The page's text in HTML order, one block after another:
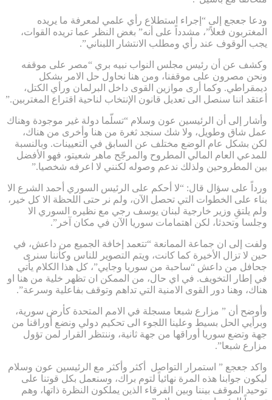
ودعا جعجع إلى “إجراء استطلاع رأي علمي لمعرفة ما يريده
المغتربون فعلاً”، مشدداً على أنه” بغض النظر عما تريده القوات،
يجب الوقوف عند رأي ومطلب الانتشار اللبناني”.
وكشف عن أن رئيس مجلس النواب نبيه بري “مصر على موقفه
ونحن مصرون على موقفنا، ومن هنا نحاول حل الامر بشكل
ديمقراطي. وكما أرى موازين القوى داخل البرلمان ورأي الكتل،
أعتقد اننا سنصل الى تعديل قانون الإنتخاب لناحية اقتراع المغتربين.”
وأشار إلى أن الرئيسين عون وسلام “تسلّما دولة غير موجودة وهناك
عمل شاق وطويل، ولا شك سنجد ثغرة من هنا وأخرى من هناك،
لكن بشكل عام الوضع مختلف عن السابق في التعيينات. وبالنسبة
للمدعي العام المالي المطروح والمرجّح ماهر شعيتو، فهو الأفضل
بين المطروحين ولذلك ندعم وصوله لكنني لا اعرفه شخصيا.”
ورداً على سؤال قال: “لا أحكم على الرئيس السوري أحمد الشرع الا
بناء على الخطوات التي تحصل الآن، ولم نر حتى اللحظة الا كل خير،
ولم يلتقِ وزير خارجية لبنان يوسف رجي مع نظيره السوري الا
وجلسا وتحدثا، لكن اهتمامات سوريا الآن في مكان آخر”.
ولفت إلى ان جماعة الممانعة “تتعمد إخافة الجميع من داعش، في
حين لا تزال الأخيرة كما كانت، ويتم التصوير للناس وكأننا سنرى
جحافل من داعش “ساحبة من سوريا وجايي”، كل هذا الكلام يأتي
في إطار التخويف. في اي حال، من الممكن ان تظهر خلية من هنا او
هناك، وهنا دور القوى الامنية التي تداهم وتوقف بفاعلية وسرعة”.
وأوضح أن ” مزارع شبعا مسجلة في الامم المتحدة كأرض سورية،
وبرأيي الحل بسيط وعلينا اللجوء الى تحكيم دولي ونضع أوراقنا من
جهة وتضع سوريا أوراقها من جهة ثانية، وننتظر القرار لمن تؤول
مزارع شبعا”.
واكد جعجع ” استمرار التواصل أكثر وأكثر مع الرئيسين عون وسلام
ليكون جوابنا هذه المرة نهائياً لتوم براك، وسنعمل بكل قوتنا على
توحيد الموقف بيننا وبين الفرقاء الذين يملكون النظرة ذاتها، وهم